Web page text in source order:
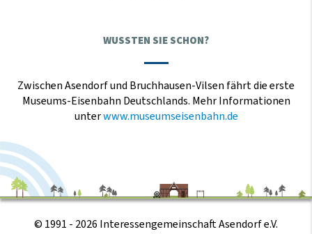
WUSSTEN SIE SCHON?
Zwischen Asendorf und Bruchhausen-Vilsen fährt die erste
Museums-Eisenbahn Deutschlands. Mehr Informationen
unterwww.museumseisenbahn.de
© 1991 - 2026 Interessengemeinschaft Asendorf e.V.